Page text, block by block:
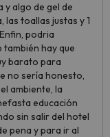
algo de gel de
las toallas justas y 1
podria
hay que
barato para
no sería honesto,
ambiente, la
educación
sin salir del hotel
pena y para ir al